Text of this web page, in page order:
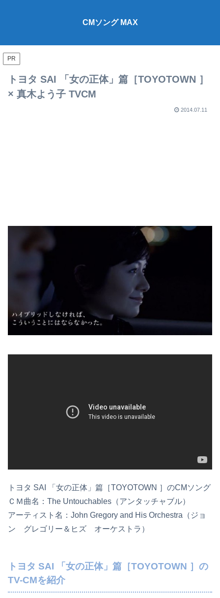
CMソング MAX
PR
トヨタ SAI 「女の正体」篇［TOYOTOWN ］
× 真木よう子 TVCM
2014.07.11
トヨタ SAI 「女の正体」篇［TOYOTOWN ］のCMソング
ＣＭ曲名：The Untouchables（アンタッチャブル）
アーティスト名：John Gregory and His Orchestra（ジョ
ン グレゴリー＆ヒズ オーケストラ）
トヨタ SAI 「女の正体」篇［TOYOTOWN ］の
TV-CMを紹介